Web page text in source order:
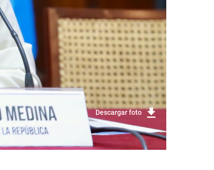
Descargar foto